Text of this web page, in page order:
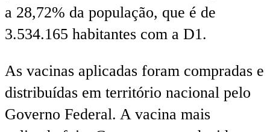
a 28,72% da população, que é de
3.534.165 habitantes com a D1.
As vacinas aplicadas foram compradas e
distribuídas em território nacional pelo
Governo Federal. A vacina mais